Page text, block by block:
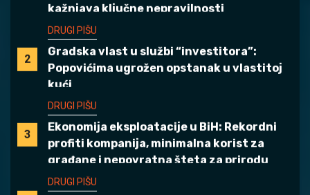
Popovićima ugrožen opstanak u vlastitoj
kući
DRUGI PIŠU
profiti kompanija, minimalna korist za
građane i nepovratna šteta za prirodu
DRUGI PIŠU
akcionara OC „Jahorina“